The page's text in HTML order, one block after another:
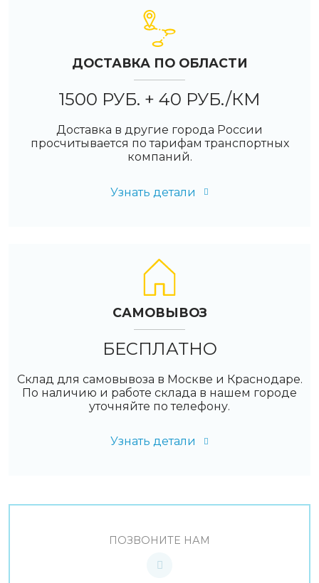
ДОСТАВКА ПО ОБЛАСТИ
1500 РУБ. + 40 РУБ./КМ
Доставка в другие города России
просчитывается по тарифам транспортных
компаний.
Узнать детали
САМОВЫВОЗ
БЕСПЛАТНО
Склад для самовывоза в Москве и Краснодаре.
По наличию и работе склада в нашем городе
уточняйте по телефону.
Узнать детали
ПОЗВОНИТЕ НАМ